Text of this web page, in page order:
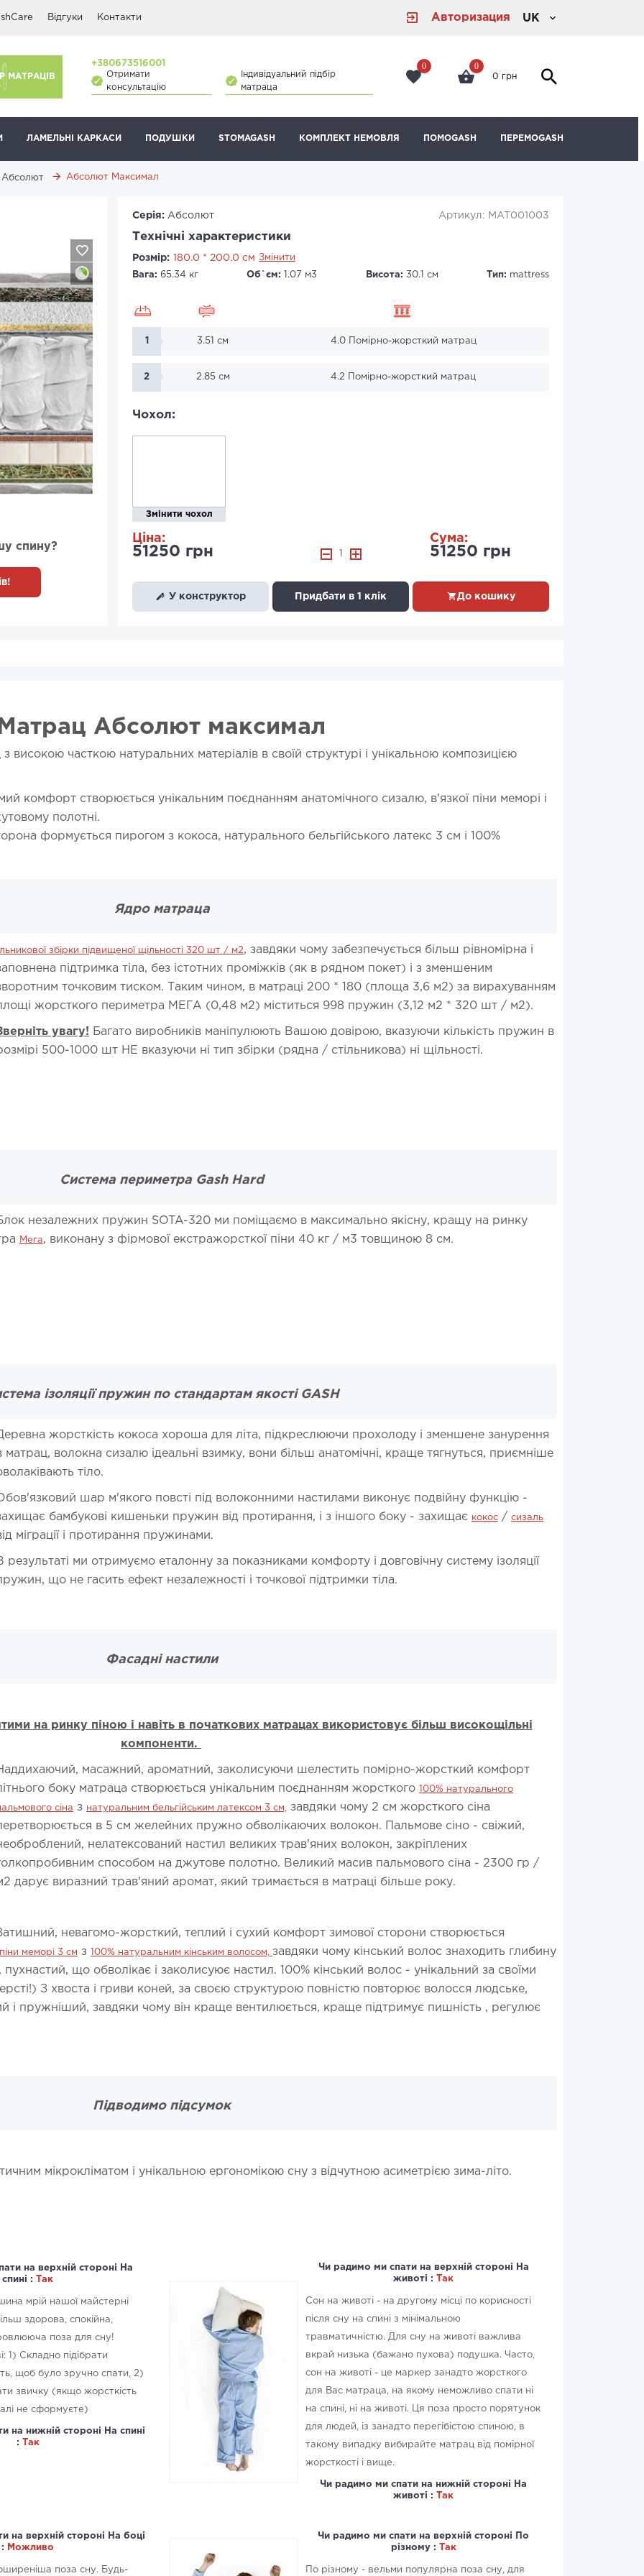
Відгуки Контакти Авторизация UK
МАТРАЦІВ
+380673516001
Отримати
консультацію
Індивідуальний підбір
матраца
0 0
0 грн
ЛАМЕЛЬНІ КАРКАСИ ПОДУШКИ STOMAGASH КОМПЛЕКТ НЕМОВЛЯ ПОМОGASH ПЕРЕМОGASH
Абсолют Абсолют Максимал
спину?
Серія: Абсолют Артикул: MAT001003
Технічні характеристики
Розмір: 180.0 * 200.0 см Змінити
Вага: 65.34 кг Об`єм: 1.07 м3 Висота: 30.1 см Тип: mattress
1 3.51 см 4.0 Помірно-жорсткий матрац
2 2.85 см 4.2 Помірно-жорсткий матрац
Чохол:
Змінити чохол
Ціна:
51250 грн
Сума:
51250 грн
У конструктор Придбати в 1 клік До кошику
Абсолют максимал
часткою натуральних матеріалів в своїй структурі і унікальною композицією
комфорт створюється унікальним поєднанням анатомічного сизалю, в'язкої піни меморі і
полотні.
формується пирогом з кокоса, натурального бельгійського латекс 3 см і 100%
Ядро матраца
збірки підвищеної щільності 320 шт / м2, завдяки чому забезпечується більш рівномірна і
підтримка тіла, без істотних проміжків (як в рядном покет) і з зменшеним
точковим тиском. Таким чином, в матраці 200 * 180 (площа 3,6 м2) за вирахуванням
жорсткого периметра МЕГА (0,48 м2) міститься 998 пружин (3,12 м2 * 320 шт / м2).
увагу! Багато виробників маніпулюють Вашою довірою, вказуючи кількість пружин в
500-1000 шт НЕ вказуючи ні тип збірки (рядна / стільникова) ні щільності.
Система периметра Gash Hard
незалежних пружин SOTA-320 ми поміщаємо в максимально якісну, кращу на ринку
Мега, виконану з фірмової екстражорсткої піни 40 кг / м3 товщиною 8 см.
ізоляції пружин по стандартам якості GASH
жорсткість кокоса хороша для літа, підкреслюючи прохолоду і зменшене занурення
матрац, волокна сизалю ідеальні взимку, вони більш анатомічні, краще тягнуться, приємніше
тіло.
шар м'якого повсті під волоконними настилами виконує подвійну функцію -
бамбукові кишеньки пружин від протирання, і з іншого боку - захищає кокос / сизаль
міграції і протирання пружинами.
результаті ми отримуємо еталонну за показниками комфорту і довговічну систему ізоляції
що не гасить ефект незалежності і точкової підтримки тіла.
Фасадні настили
на ринку піною і навіть в початкових матрацах використовує більш високощільні
компоненти.
масажний, ароматний, заколисуючи шелестить помірно-жорсткий комфорт
боку матраца створюється унікальним поєднанням жорсткого
100% натурального
сіна з натуральним бельгійським латексом 3 см,
завдяки чому 2 см жорсткого сіна
в 5 см желейних пружно обволікаючих волокон. Пальмове сіно - свіжий,
нелатексований настил великих трав'яних волокон, закріплених
способом на джутове полотно. Великий масив пальмового сіна - 2300 гр /
дарує виразний трав'яний аромат, який тримається в матраці більше року.
невагомо-жорсткий, теплий і сухий комфорт зимової сторони створюється
меморі 3 см з 100% натуральним кінським волосом, завдяки чому кінський волос знаходить глибину
що обволікає і заколисуює настил. 100% кінський волос - унікальний за своїми
З хвоста і гриви коней, за своєю структурою повністю повторює волосся людське,
і пружніший, завдяки чому він краще вентилюється, краще підтримує пишність , регулює
Підводимо підсумок
мікрокліматом і унікальною ергономікою сну з відчутною асиметрією зима-літо.
на верхній стороні На
спині :
Так
мрій нашої майстерні
здорова, спокійна,
поза для сну!
1) Складно підібрати
щоб було зручно спати, 2)
звичку (якщо жорсткість
не сформуєте)
на нижній стороні На спині
:
Так
Чи радимо ми спати на верхній стороні На
животі :
Так
Сон на животі - на другому місці по корисності
після сну на спині з мінімальною
травматичністю. Для сну на животі важлива
вкрай низька (бажано пухова) подушка. Часто,
сон на животі - це маркер занадто жорсткого
для Вас матраца, на якому неможливо спати ні
на спині, ні на животі. Ця поза просто порятунок
для людей, із занадто перегібістою спиною, в
такому випадку вибирайте матрац від помірної
жорсткості і вище.
Чи радимо ми спати на нижній стороні На
животі :
Так
на верхній стороні На боці
:
Можливо
поза сну. Будь-
Чи радимо ми спати на верхній стороні По
різному :
Так
По різному - вельми популярна поза сну, для